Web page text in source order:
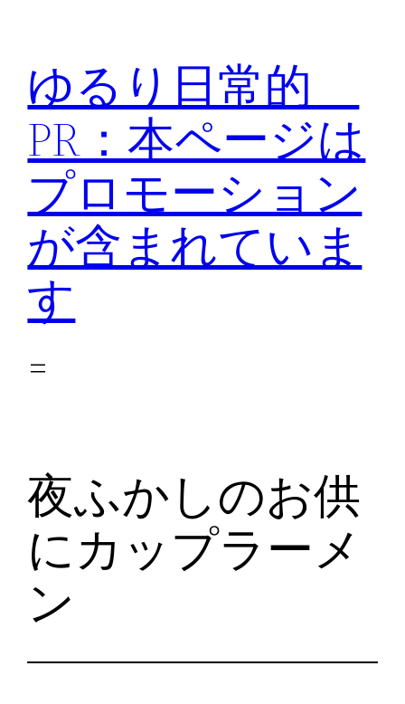
ゆるり日常的
PR：本ページは
プロモーション
が含まれていま
す
夜ふかしのお供
にカップラーメ
ン